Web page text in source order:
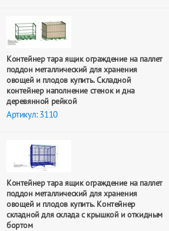
Контейнер тара ящик ограждение на паллет
поддон металлический для хранения
овощей и плодов купить. Складной
контейнер наполнение стенок и дна
деревянной рейкой
Артикул: 3110
Контейнер тара ящик ограждение на паллет
поддон металлический для хранения
овощей и плодов купить. Контейнер
складной для склада с крышкой и откидным
бортом